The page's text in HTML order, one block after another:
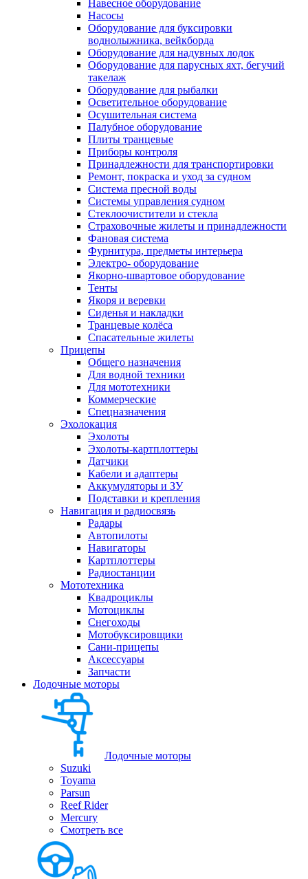
Навесное оборудование
Насосы
Оборудование для буксировки
воднолыжника, вейкборда
Оборудование для надувных лодок
Оборудование для парусных яхт, бегучий
такелаж
Оборудование для рыбалки
Осветительное оборудование
Осушительная система
Палубное оборудование
Плиты транцевые
Приборы контроля
Принадлежности для транспортировки
Ремонт, покраска и уход за судном
Система пресной воды
Системы управления судном
Стеклоочистители и стекла
Страховочные жилеты и принадлежности
Фановая система
Фурнитура, предметы интерьера
Электро- оборудование
Якорно-швартовое оборудование
Тенты
Якоря и веревки
Сиденья и накладки
Транцевые колёса
Спасательные жилеты
Прицепы
Общего назначения
Для водной техники
Для мототехники
Коммерческие
Спецназначения
Эхолокация
Эхолоты
Эхолоты-картплоттеры
Датчики
Кабели и адаптеры
Аккумуляторы и ЗУ
Подставки и крепления
Навигация и радиосвязь
Радары
Автопилоты
Навигаторы
Картплоттеры
Радиостанции
Мототехника
Квадроциклы
Мотоциклы
Снегоходы
Мотобуксировщики
Сани-прицепы
Аксессуары
Запчасти
Лодочные моторы
Лодочные моторы
Suzuki
Toyama
Parsun
Reef Rider
Mercury
Смотреть все